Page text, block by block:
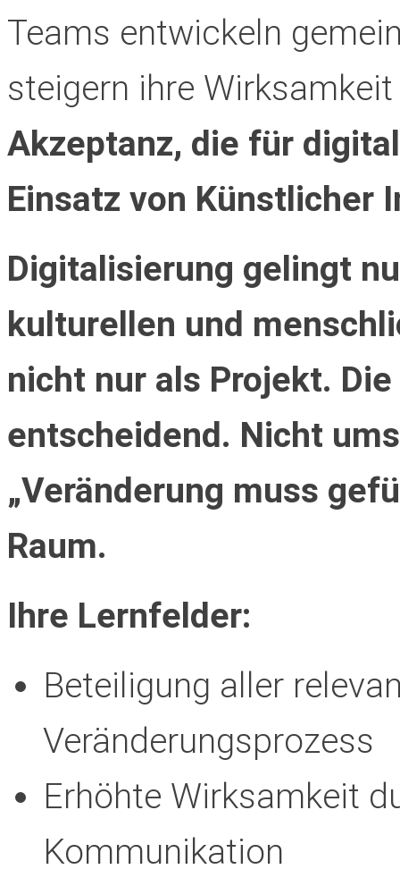
Teams entwickeln
steigern ihre
Akzeptanz, die für
Einsatz von Künstlicher
Digitalisierung gelingt
kulturellen und
nicht nur als Projekt.
entscheidend. Nicht
„Veränderung muss
Raum.
Ihre Lernfelder:
Beteiligung aller
Veränderungsprozess
Erhöhte Wirksamkeit
Kommunikation